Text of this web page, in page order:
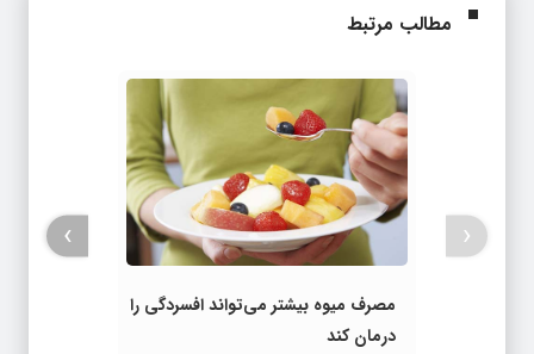
مطالب مرتبط
مصرف میوه بیشتر می‌تواند افسردگی را
درمان کند
‹
›